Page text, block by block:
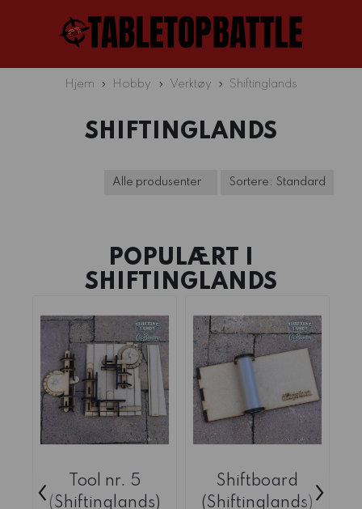
Hjem Hobby Verktøy Shiftinglands
SHIFTINGLANDS
POPULÆRT I
SHIFTINGLANDS
Tool nr. 5
(Shiftinglands)
Shiftboard
(Shiftinglands)
‹ ›